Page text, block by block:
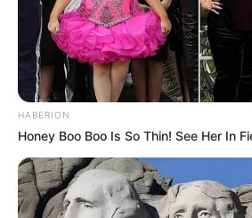
HABERION
Honey Boo Boo Is So Thin! See Her In